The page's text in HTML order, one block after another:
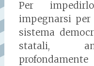
Per
impegnarsi
sistema
statali,